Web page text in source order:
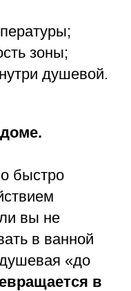
зоны;
душевой.
быстро
вы не
в ванной
«до
в